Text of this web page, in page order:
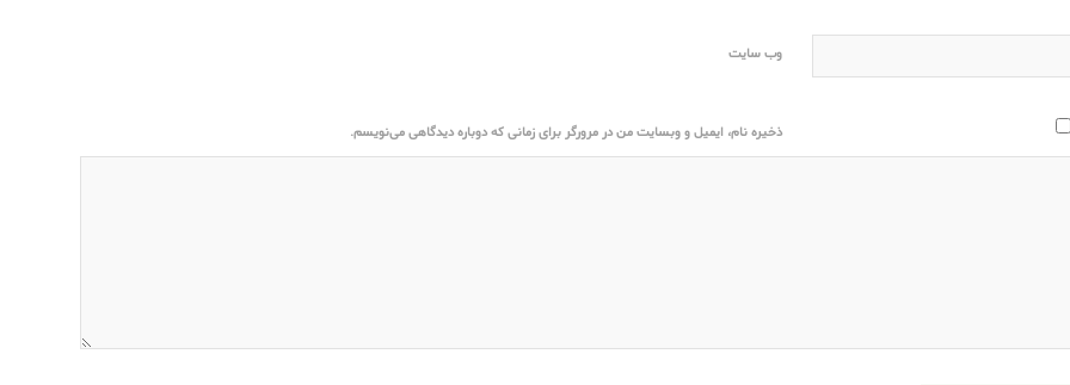
وب‌ سایت
ذخیره نام، ایمیل و وبسایت من در مرورگر برای زمانی که دوباره دیدگاهی می‌نویسم.